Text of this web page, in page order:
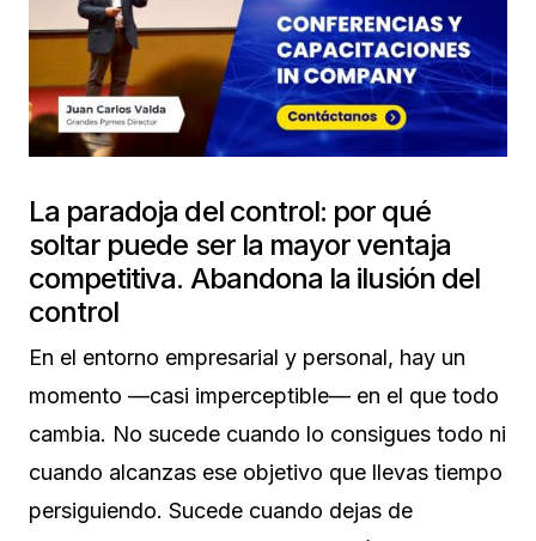
La paradoja del control: por qué
soltar puede ser la mayor ventaja
competitiva. Abandona la ilusión del
control
En el entorno empresarial y personal, hay un
momento —casi imperceptible— en el que todo
cambia. No sucede cuando lo consigues todo ni
cuando alcanzas ese objetivo que llevas tiempo
persiguiendo. Sucede cuando dejas de